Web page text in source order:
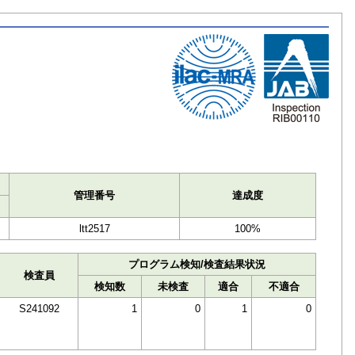
管理番号 達成度
ltt2517 100%
検査員
プログラム検知/検査結果状況
検知数
未検査 適合
不適合
S241092
1 0 1 0